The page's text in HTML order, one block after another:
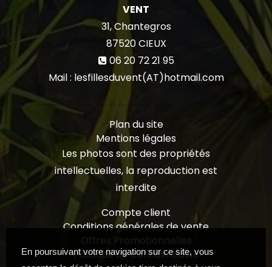
VENT
31, Chantegros
87520CIEUX
06 20 72 21 95
Mail : lesfillesduvent(AT)hotmail.com
Plan du site
Mentions légales
Les photos sont des propriétés
intellectuelles, la reproduction est
interdite
Compte client
Conditions générales de vente
Offres Promotionnelles
Politique de confidentialité
En poursuivant votre navigation sur ce site, vous